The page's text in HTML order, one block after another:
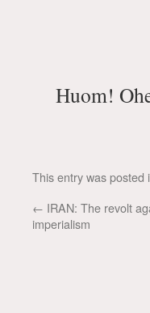
Huom!
This entry was posted
← IRAN: The revolt
imperialism